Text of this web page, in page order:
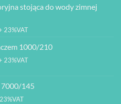
stojąca do wody zimnej
23%VAT
1000/210
23%VAT
7000/145